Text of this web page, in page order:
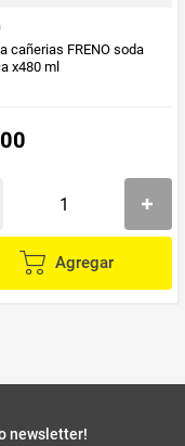
cañerias FRENO soda
x480 ml
Agregar
newsletter!